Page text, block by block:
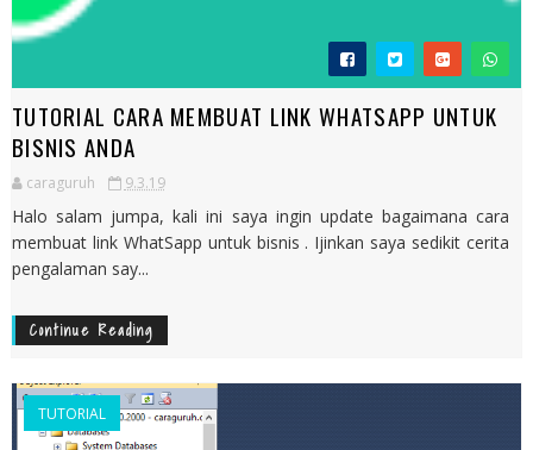
TUTORIAL CARA MEMBUAT LINK WHATSAPP UNTUK
BISNIS ANDA
caraguruh 9.3.19
Halo salam jumpa, kali ini saya ingin update bagaimana cara
membuat link WhatSapp untuk bisnis . Ijinkan saya sedikit cerita
pengalaman say...
Continue Reading
TUTORIAL